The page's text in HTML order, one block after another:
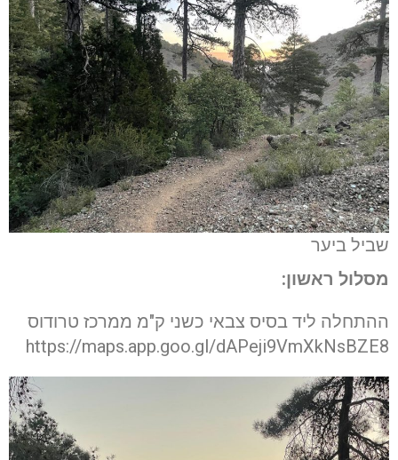
שביל ביער
מסלול ראשון:
ההתחלה ליד בסיס צבאי כשני ק"מ ממרכז טרודוס
https://maps.app.goo.gl/dAPeji9VmXkNsBZE8